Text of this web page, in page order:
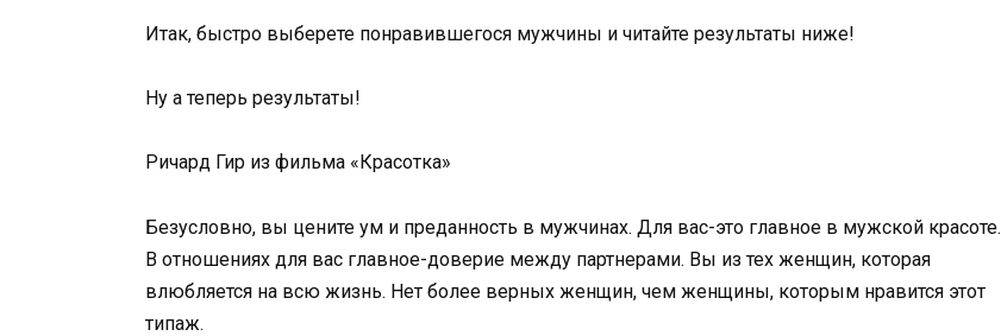
Итак, быстро выберете понравившегося мужчины и читайте результаты ниже!
Ну а теперь результаты!
Ричард Гир из фильма «Красотка»
Безусловно, вы цените ум и преданность в мужчинах. Для вас-это главное в мужской красоте.
В отношениях для вас главное-доверие между партнерами. Вы из тех женщин, которая
влюбляется на всю жизнь. Нет более верных женщин, чем женщины, которым нравится этот
типаж.